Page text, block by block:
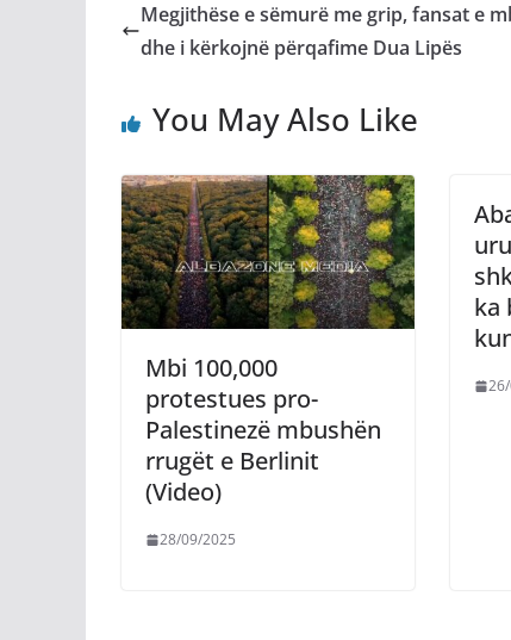
Megjithëse e sëmurë me grip, fansat e
dhe i kërkojnë përqafime Dua Lipës
You May Also Like
Mbi 100,000
protestues pro-
Palestinezë mbushën
rrugët e Berlinit
(Video)
28/09/2025
ka